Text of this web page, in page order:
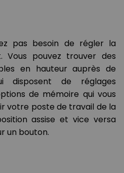
pas besoin de régler la
Vous pouvez trouver des
en hauteur auprès de
disposent de réglages
de mémoire qui vous
votre poste de travail de la
assise et vice versa
un bouton.